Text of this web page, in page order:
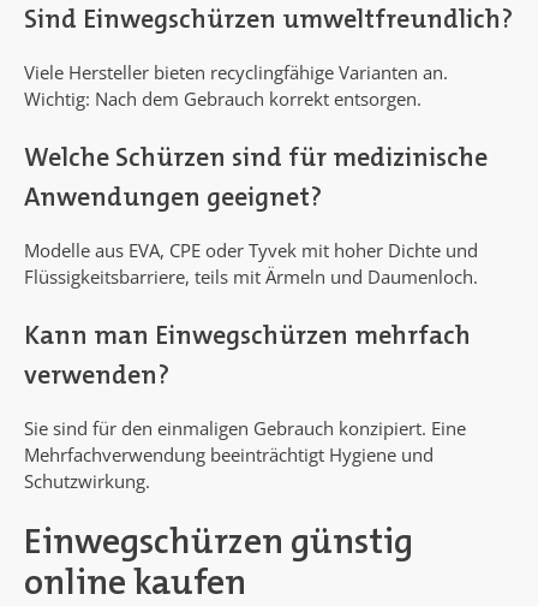
Sind Einwegschürzen umweltfreundlich?
Viele Hersteller bieten recyclingfähige Varianten an.
Wichtig: Nach dem Gebrauch korrekt entsorgen.
Welche Schürzen sind für medizinische
Anwendungen geeignet?
Modelle aus EVA, CPE oder Tyvek mit hoher Dichte und
Flüssigkeitsbarriere, teils mit Ärmeln und Daumenloch.
Kann man Einwegschürzen mehrfach
verwenden?
Sie sind für den einmaligen Gebrauch konzipiert. Eine
Mehrfachverwendung beeinträchtigt Hygiene und
Schutzwirkung.
Einwegschürzen günstig
online kaufen